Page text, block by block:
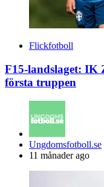
Flickfotboll
F15-landslaget: IK
första truppen
Posted
by
Ungdomsfotboll.se
11 månader ago